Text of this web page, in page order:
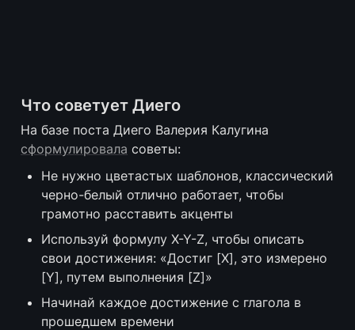
Что советует Диего
сформулировала советы:
Не нужно цветастых шаблонов, классический
черно-белый отлично работает, чтобы
грамотно расставить акценты
Используй формулу X-Y-Z, чтобы описать
свои достижения: «Достиг [X], это измерено
[Y], путем выполнения [Z]»
Начинай каждое достижение с глагола в
прошедшем времени